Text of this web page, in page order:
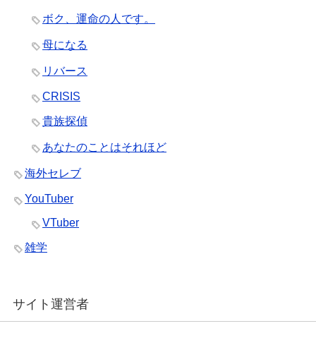
ボク、運命の人です。
母になる
リバース
CRISIS
貴族探偵
あなたのことはそれほど
海外セレブ
YouTuber
VTuber
雑学
サイト運営者